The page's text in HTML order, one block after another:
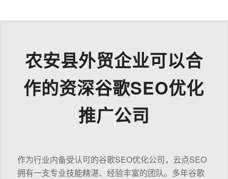
农安县外贸企业可以合
作的资深谷歌SEO优化
推广公司
作为行业内备受认可的谷歌SEO优化公司，云点SEO
拥有一支专业技能精湛、经验丰富的团队。多年谷歌